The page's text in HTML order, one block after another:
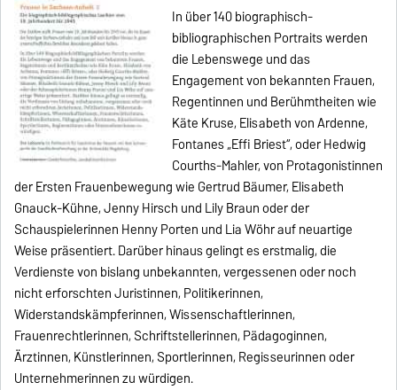
In über 140 biographisch-
bibliographischen Portraits werden
die Lebenswege und das
Engagement von bekannten Frauen,
Regentinnen und Berühmtheiten wie
Käte Kruse, Elisabeth von Ardenne,
Fontanes „Effi Briest“, oder Hedwig
Courths-Mahler, von Protagonistinnen
der Ersten Frauenbewegung wie Gertrud Bäumer, Elisabeth
Gnauck-Kühne, Jenny Hirsch und Lily Braun oder der
Schauspielerinnen Henny Porten und Lia Wöhr auf neuartige
Weise präsentiert. Darüber hinaus gelingt es erstmalig, die
Verdienste von bislang unbekannten, vergessenen oder noch
nicht erforschten Juristinnen, Politikerinnen,
Widerstandskämpferinnen, Wissenschaftlerinnen,
Frauenrechtlerinnen, Schriftstellerinnen, Pädagoginnen,
Ärztinnen, Künstlerinnen, Sportlerinnen, Regisseurinnen oder
Unternehmerinnen zu würdigen.